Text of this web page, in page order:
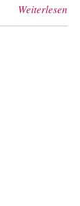
Weiterlesen